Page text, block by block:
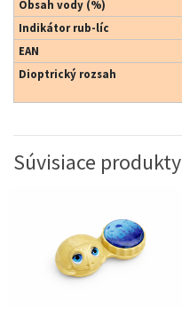
Obsah vody (%)
Indikátor rub-líc
EAN
Dioptrický rozsah
Súvisiace produkty